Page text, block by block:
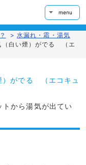
menu
> 水漏れ・霜・湯気
（白い煙）がでる （エ
）がでる （エコキュ
から湯気が出てい